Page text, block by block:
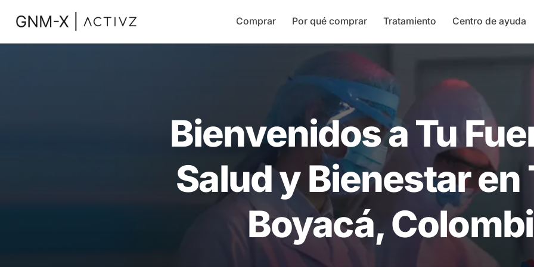
Comprar Por qué comprar Tratamiento Centro de ayuda
Bienvenidos a Tu
Salud y Bienestar en
Boyacá,